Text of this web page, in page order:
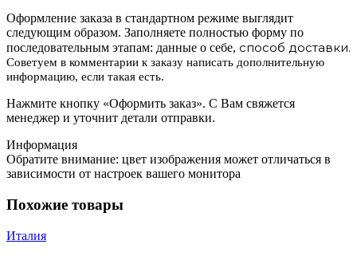
Оформление заказа в стандартном режиме выглядит
следующим образом. Заполняете полностью форму по
последовательным этапам: данные о себе, способ доставки.
Советуем в комментарии к заказу написать дополнительную
информацию, если такая есть.
Нажмите кнопку «Оформить заказ». С Вам свяжется
менеджер и уточнит детали отправки.
Информация
Обратите внимание: цвет изображения может отличаться в
зависимости от настроек вашего монитора
Похожие товары
Италия